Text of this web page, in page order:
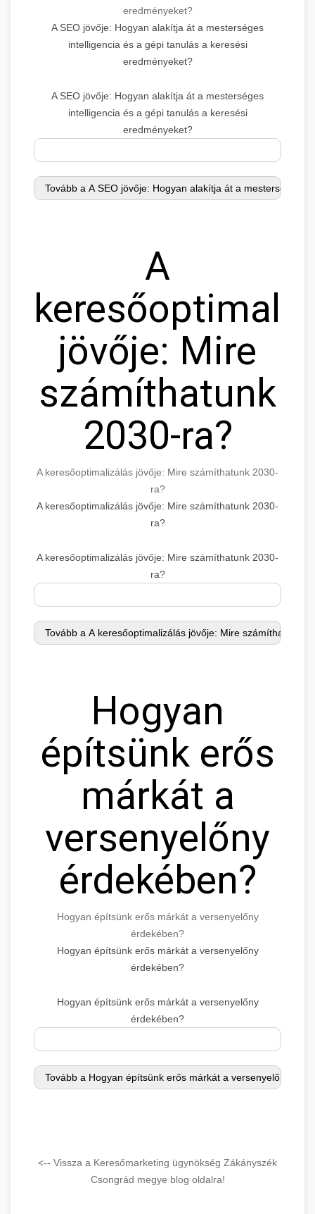
eredményeket?
A SEO jövője: Hogyan alakítja át a mesterséges
intelligencia és a gépi tanulás a keresési
eredményeket?
A SEO jövője: Hogyan alakítja át a mesterséges
intelligencia és a gépi tanulás a keresési
eredményeket?
A
jövője: Mire
számíthatunk
2030-ra?
A keresőoptimalizálás jövője: Mire számíthatunk 2030-
ra?
A keresőoptimalizálás jövője: Mire számíthatunk 2030-
ra?
A keresőoptimalizálás jövője: Mire számíthatunk 2030-
ra?
Hogyan
építsünk erős
márkát a
versenyelőny
érdekében?
Hogyan építsünk erős márkát a versenyelőny
érdekében?
Hogyan építsünk erős márkát a versenyelőny
érdekében?
Hogyan építsünk erős márkát a versenyelőny
érdekében?
<-- Vissza a Keresőmarketing ügynökség Zákányszék
Csongrád megye blog oldalra!